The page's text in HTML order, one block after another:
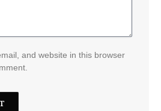
and website in this browser